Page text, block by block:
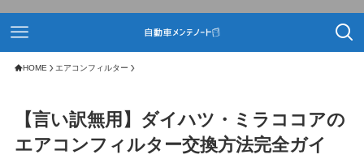
HOME エアコンフィルター
【言い訳無用】ダイハツ・ミラココアの
エアコンフィルター交換方法完全ガイ